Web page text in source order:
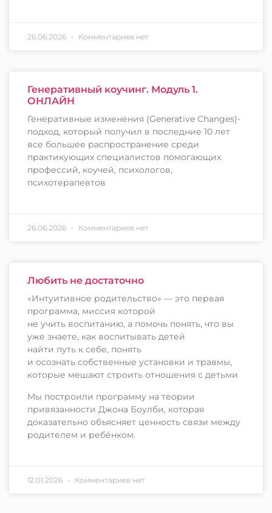
26.06.2026 Комментариев нет
Генеративный коучинг. Модуль 1.
ОНЛАЙН
Генеративные изменения (Generative Changes)-
подход, который получил в последние 10 лет
все большее распространение среди
практикующих специалистов помогающих
профессий, коучей, психологов,
психотерапевтов
26.06.2026 Комментариев нет
Любить не достаточно
«Интуитивное родительство» — это первая
программа, миссия которой
не учить воспитанию, а помочь понять, что вы
уже знаете, как воспитывать детей
найти путь к себе, понять
и осознать собственные установки и травмы,
которые мешают строить отношения с детьми
Мы построили программу на теории
привязанности Джона Боулби, которая
доказательно объясняет ценность связи между
родителем и ребёнком.
12.01.2026 Комментариев нет